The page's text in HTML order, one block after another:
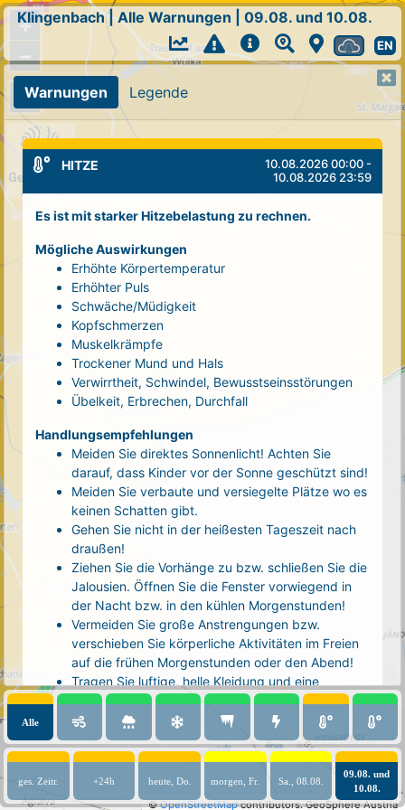
+
−
©OpenStreetMapcontributors. GeoSphere Austria
Klingenbach|Alle Warnungen 09.08. und 10.08.
EN
Warnungen Legende
HITZE
10.08.2026 00:00 -
10.08.2026 23:59
Es ist mit starker Hitzebelastung zu rechnen.
Mögliche Auswirkungen
Erhöhte Körpertemperatur
Erhöhter Puls
Schwäche/Müdigkeit
Kopfschmerzen
Muskelkrämpfe
Trockener Mund und Hals
Verwirrtheit, Schwindel, Bewusstseinsstörungen
Übelkeit, Erbrechen, Durchfall
Handlungsempfehlungen
Meiden Sie direktes Sonnenlicht! Achten Sie
darauf, dass Kinder vor der Sonne geschützt sind!
Meiden Sie verbaute und versiegelte Plätze wo es
keinen Schatten gibt.
Gehen Sie nicht in der heißesten Tageszeit nach
draußen!
Ziehen Sie die Vorhänge zu bzw. schließen Sie die
Jalousien. Öffnen Sie die Fenster vorwiegend in
der Nacht bzw. in den kühlen Morgenstunden!
Vermeiden Sie große Anstrengungen bzw.
verschieben Sie körperliche Aktivitäten im Freien
auf die frühen Morgenstunden oder den Abend!
Tragen Sie luftige, helle Kleidung und eine
Kopfbedeckung!
Nehmen Sie eine kühle Dusche! Auch kalte Arm-
und Fußbäder wirken entlastend.
Trinken Sie ausreichend und regelmäßig
(mindestens 2 - 3 Liter pro Tag)! Optimal sind
Wasser, ungesüßter Tee oder mit Wasser
Alle
ges. Zeitr. +24h heute, Do. morgen, Fr. Sa., 08.08.
09.08. und
10.08.